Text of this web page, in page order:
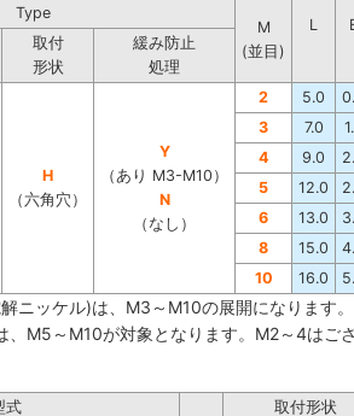
L
Type
M
(並目)
取付
形状
緩み防止
処理
H
（六角穴）
Y
（あり M3-M10）
N
（なし）
2 5.0
3
7.0
4
9.0
5
12.0
6
13.0
8
15.0
10
16.0
ニッケル)は、M3～M10の展開になります
、M5～M10が対象となります。M2～4はご
式
取付形状